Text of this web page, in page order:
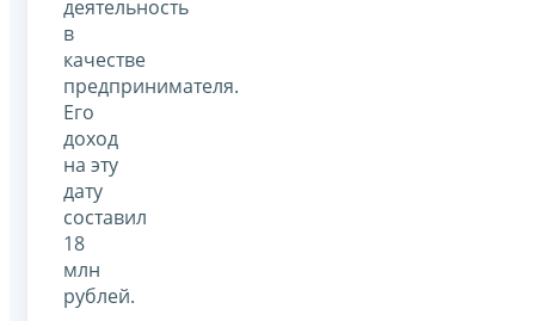
деятельность
в
качестве
предпринимателя.
Его
доход
на эту
дату
составил
18
млн
рублей.